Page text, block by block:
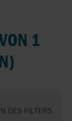
1
DES FILTERS